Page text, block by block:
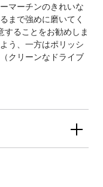
マーチンのきれいな
まで強めに磨いてく
することをお勧めしま
う、一方はポリッシ
クリーンなドライブ